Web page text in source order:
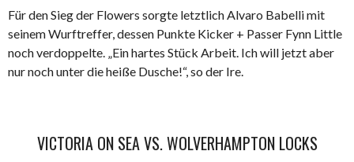
Für den Sieg der Flowers sorgte letztlich Alvaro Babelli mit
seinem Wurftreffer, dessen Punkte Kicker + Passer Fynn Little
noch verdoppelte. „Ein hartes Stück Arbeit. Ich will jetzt aber
nur noch unter die heiße Dusche!“, so der Ire.
VICTORIA ON SEA VS. WOLVERHAMPTON LOCKS